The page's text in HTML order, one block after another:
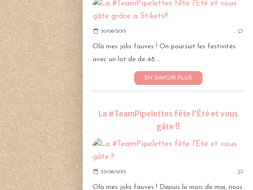
30/06/2015 …
Olà mes jolis fauves ! On poursuit les festivités
avec un lot de de 48...
EN SAVOIR PLUS
La #TeamPipelettes fête l'Été et vous
gâte !!
23/06/2015 …
Olà mes jolis fauves ! Depuis le mois de mai, nous